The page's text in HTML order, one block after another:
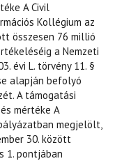
A Civil
Kollégium az
összesen 76 millió
a Nemzeti
évi L. törvény 11. §
alapján befolyó
A támogatási
mértéke A
megjelölt,
30. között
1. pontjában